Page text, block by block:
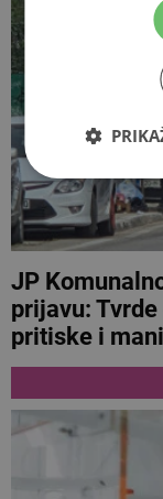
JP
prijavu:
pritiske i